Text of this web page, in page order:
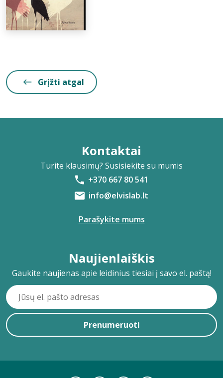
Grįžti atgal
Kontaktai
Turite klausimų? Susisiekite su mumis
+370 667 80 541
info@elvislab.lt
Parašykite mums
Naujienlaiškis
Gaukite naujienas apie leidinius tiesiai į savo el. paštą!
Prenumeruoti